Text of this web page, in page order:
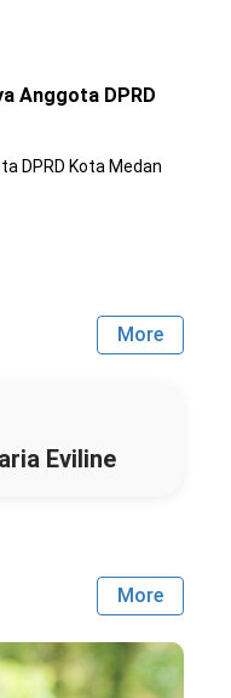
Anggota DPRD
DPRD Kota Medan
More
Eviline
More